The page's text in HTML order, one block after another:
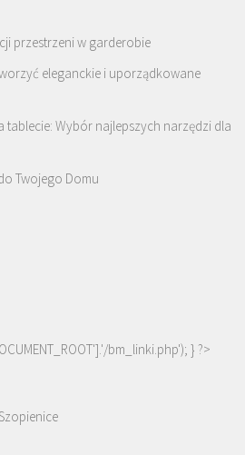
przestrzeni w garderobie
eleganckie i uporządkowane
Wybór najlepszych narzędzi dla
Twojego Domu
bm_linki.php'); } ?>